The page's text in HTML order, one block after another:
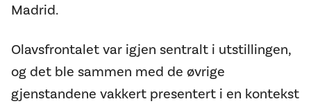
Madrid.
Olavsfrontalet var igjen sentralt i utstillingen,
og det ble sammen med de øvrige
gjenstandene vakkert presentert i en kontekst